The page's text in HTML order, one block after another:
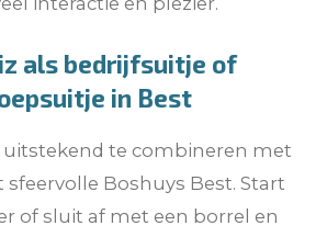
als bedrijfsuitje of
in Best
uitstekend te combineren met
sfeervolle Boshuys Best. Start
of sluit af met een borrel en